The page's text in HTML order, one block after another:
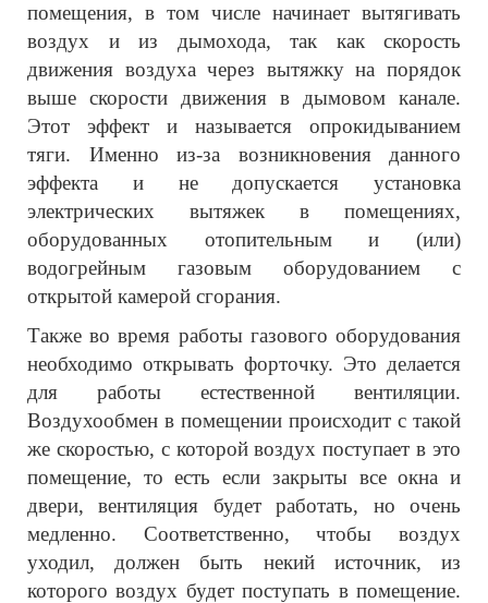
помещения, в том числе начинает вытягивать
воздух и из дымохода, так как скорость
движения воздуха через вытяжку на порядок
выше скорости движения в дымовом канале.
Этот эффект и называется опрокидыванием
тяги. Именно из-за возникновения данного
эффекта и не допускается установка
электрических вытяжек в помещениях,
оборудованных отопительным и (или)
водогрейным газовым оборудованием с
открытой камерой сгорания.
Также во время работы газового оборудования
необходимо открывать форточку. Это делается
для работы естественной вентиляции.
Воздухообмен в помещении происходит с такой
же скоростью, с которой воздух поступает в это
помещение, то есть если закрыты все окна и
двери, вентиляция будет работать, но очень
медленно. Соответственно, чтобы воздух
уходил, должен быть некий источник, из
которого воздух будет поступать в помещение.